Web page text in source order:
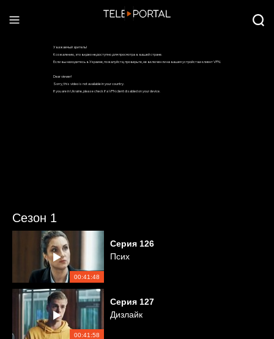
Сезон 1
00:41:48
Серия 126
Псих
00:41:58
Серия 127
Дизлайк